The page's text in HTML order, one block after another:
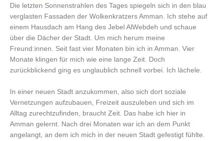
Die letzten Sonnenstrahlen des Tages spiegeln sich in den blau
verglasten Fassaden der Wolkenkratzers Amman. Ich stehe auf
einem Hausdach am Hang des Jebel AlWebdeh und schaue
über die Dächer der Stadt. Um mich herum meine
Freund:innen. Seit fast vier Monaten bin ich in Amman. Vier
Monate klingen für mich wie eine lange Zeit. Doch
zurückblickend ging es unglaublich schnell vorbei. Ich lächele.
In einer neuen Stadt anzukommen, also sich dort soziale
Vernetzungen aufzubauen, Freizeit auszuleben und sich im
Alltag zurechtzufinden, braucht Zeit. Das habe ich hier in
Amman gelernt. Nach drei Monaten war ich an dem Punkt
angelangt, an dem ich mich in der neuen Stadt gefestigt fühlte.